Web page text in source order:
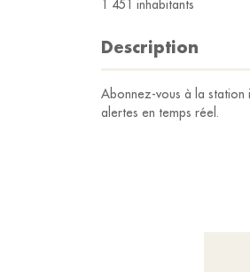
1 451 inhabitants
Description
Abonnez-vous à la station
alertes en temps réel.